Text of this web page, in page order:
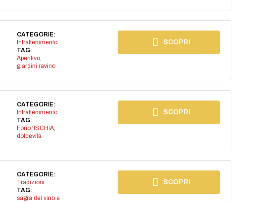
CATEGORIE:
Intrattenimento
TAG:
Aperitivo,
giardini ravino
SCOPRI
CATEGORIE:
Intrattenimento
TAG:
Forio 'ISCHIA,
dolcevita
SCOPRI
CATEGORIE:
Tradizioni
TAG:
sagra del vino e
SCOPRI